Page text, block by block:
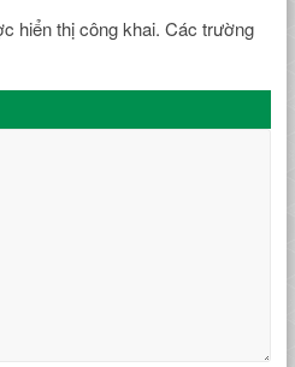
hiển thị công khai. Các trường